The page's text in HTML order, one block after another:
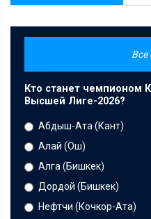
Все
Кто станет чемпионом
Высшей Лиге-2026?
Абдыш-Ата (Кант)
Алай (Ош)
Алга (Бишкек)
Дордой (Бишкек)
Нефтчи (Кочкор-Ата)